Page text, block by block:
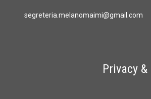
segreteria.melanomaimi@gmail.com
Privacy